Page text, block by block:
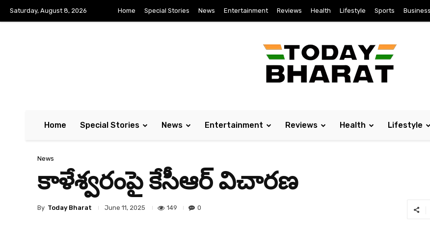
Saturday, August 8, 2026 Home Special Stories News Entertainment Reviews Health Lifestyle Sports Business
Home Special Stories News Entertainment Reviews Health Lifestyle
News
కాళేశ్వ‌రంపై కేసీఆర్ విచార‌ణ‌
By Today Bharat June 11, 2025 149 0